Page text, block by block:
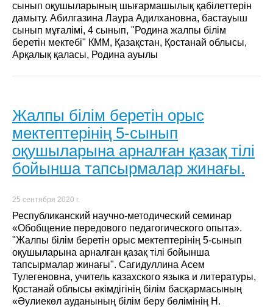
сынып оқушыларының шығармашылық қабілеттерін
дамыту. Абилгазина Лаура Адилхановна, бастауыш
сынып мұғалімі, 4 сынып, "Родина жалпы білім
беретін мектебі" КММ, Қазақстан, Қостанай облысы,
Арқалық қаласы, Родина ауылы
Жалпы білім беретін орыс
мектептерінің 5-сынып
оқушыларына арналған қазақ тілі
бойынша тапсырмалар жинағы.
25 сентября 2020 г.
Республиканский научно-методический семинар
«Обобщение передового педагогического опыта».
"Жалпы білім беретін орыс мектептерінің 5-сынып
оқушыларына арналған қазақ тілі бойынша
тапсырмалар жинағы". Сагидуллина Асем
Тулегеновна, учитель казахского языка и литературы,
Қостанай облысы әкімдігінің білім басқармасының
«Әулиекөл ауданының білім беру бөлімінің Н.